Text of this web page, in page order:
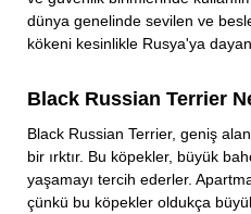
dünya genelinde sevilen ve
kökeni kesinlikle Rusya'ya
Black Russian Terrier
Black Russian Terrier, geniş
bir ırktır. Bu köpekler, büyük
yaşamayı tercih ederler.
çünkü bu köpekler oldukça